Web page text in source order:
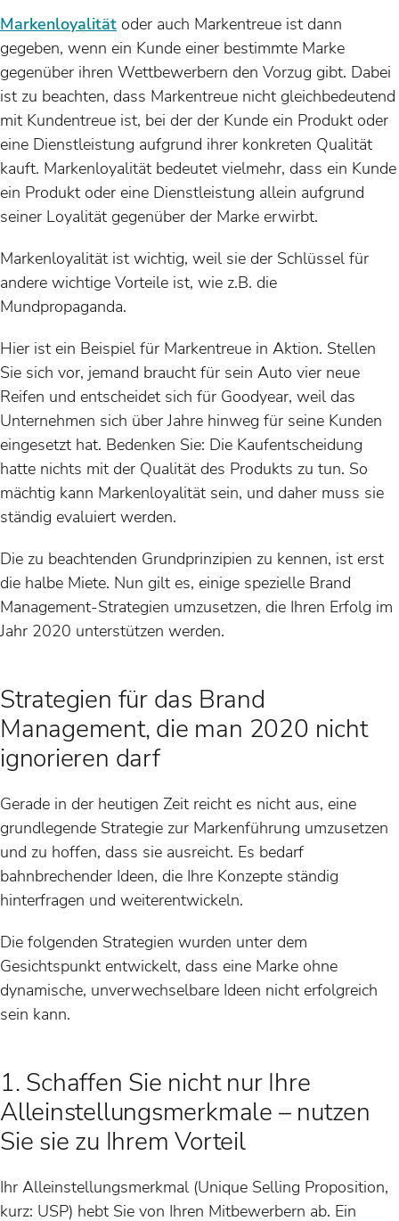
Markenloyalität oder auch Markentreue ist dann
gegeben, wenn ein Kunde einer bestimmte Marke
gegenüber ihren Wettbewerbern den Vorzug gibt. Dabei
ist zu beachten, dass Markentreue nicht gleichbedeutend
mit Kundentreue ist, bei der der Kunde ein Produkt oder
eine Dienstleistung aufgrund ihrer konkreten Qualität
kauft. Markenloyalität bedeutet vielmehr, dass ein Kunde
ein Produkt oder eine Dienstleistung allein aufgrund
seiner Loyalität gegenüber der Marke erwirbt.
Markenloyalität ist wichtig, weil sie der Schlüssel für
andere wichtige Vorteile ist, wie z.B. die
Mundpropaganda.
Hier ist ein Beispiel für Markentreue in Aktion. Stellen
Sie sich vor, jemand braucht für sein Auto vier neue
Reifen und entscheidet sich für Goodyear, weil das
Unternehmen sich über Jahre hinweg für seine Kunden
eingesetzt hat. Bedenken Sie: Die Kaufentscheidung
hatte nichts mit der Qualität des Produkts zu tun. So
mächtig kann Markenloyalität sein, und daher muss sie
ständig evaluiert werden.
Die zu beachtenden Grundprinzipien zu kennen, ist erst
die halbe Miete. Nun gilt es, einige spezielle Brand
Management-Strategien umzusetzen, die Ihren Erfolg im
Jahr 2020 unterstützen werden.
Strategien für das Brand
Management, die man 2020 nicht
ignorieren darf
Gerade in der heutigen Zeit reicht es nicht aus, eine
grundlegende Strategie zur Markenführung umzusetzen
und zu hoffen, dass sie ausreicht. Es bedarf
bahnbrechender Ideen, die Ihre Konzepte ständig
hinterfragen und weiterentwickeln.
Die folgenden Strategien wurden unter dem
Gesichtspunkt entwickelt, dass eine Marke ohne
dynamische, unverwechselbare Ideen nicht erfolgreich
sein kann.
1. Schaffen Sie nicht nur Ihre
Alleinstellungsmerkmale – nutzen
Sie sie zu Ihrem Vorteil
Ihr Alleinstellungsmerkmal (Unique Selling Proposition,
kurz: USP) hebt Sie von Ihren Mitbewerbern ab. Ein